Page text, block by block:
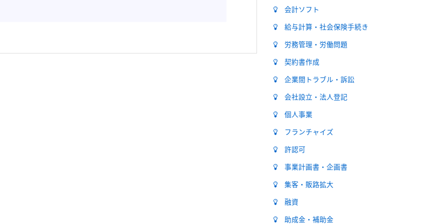
会計ソフト
給与計算・社会保険手続き
労務管理・労働問題
契約書作成
企業間トラブル・訴訟
会社設立・法人登記
個人事業
フランチャイズ
許認可
事業計画書・企画書
集客・販路拡大
融資
助成金・補助金